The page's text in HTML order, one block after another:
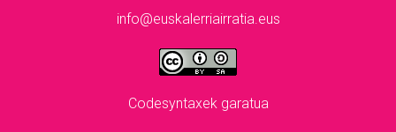
info@euskalerriairratia.eus
Codesyntaxek garatua